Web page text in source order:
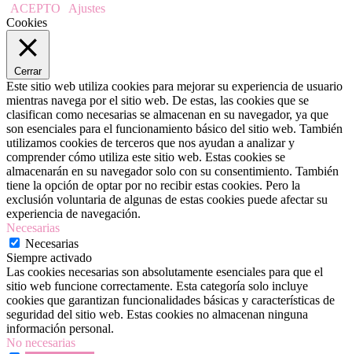
ACEPTO
Ajustes
Cookies
Cerrar
Este sitio web utiliza cookies para mejorar su experiencia de usuario
mientras navega por el sitio web. De estas, las cookies que se
clasifican como necesarias se almacenan en su navegador, ya que
son esenciales para el funcionamiento básico del sitio web. También
utilizamos cookies de terceros que nos ayudan a analizar y
comprender cómo utiliza este sitio web. Estas cookies se
almacenarán en su navegador solo con su consentimiento. También
tiene la opción de optar por no recibir estas cookies. Pero la
exclusión voluntaria de algunas de estas cookies puede afectar su
experiencia de navegación.
Necesarias
Necesarias
Siempre activado
Las cookies necesarias son absolutamente esenciales para que el
sitio web funcione correctamente. Esta categoría solo incluye
cookies que garantizan funcionalidades básicas y características de
seguridad del sitio web. Estas cookies no almacenan ninguna
información personal.
No necesarias